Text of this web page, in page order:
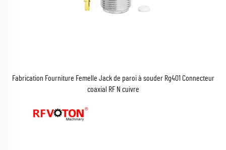
Fabrication Fourniture Femelle Jack de paroi à souder Rg401 Connecteur
coaxial RF N cuivre